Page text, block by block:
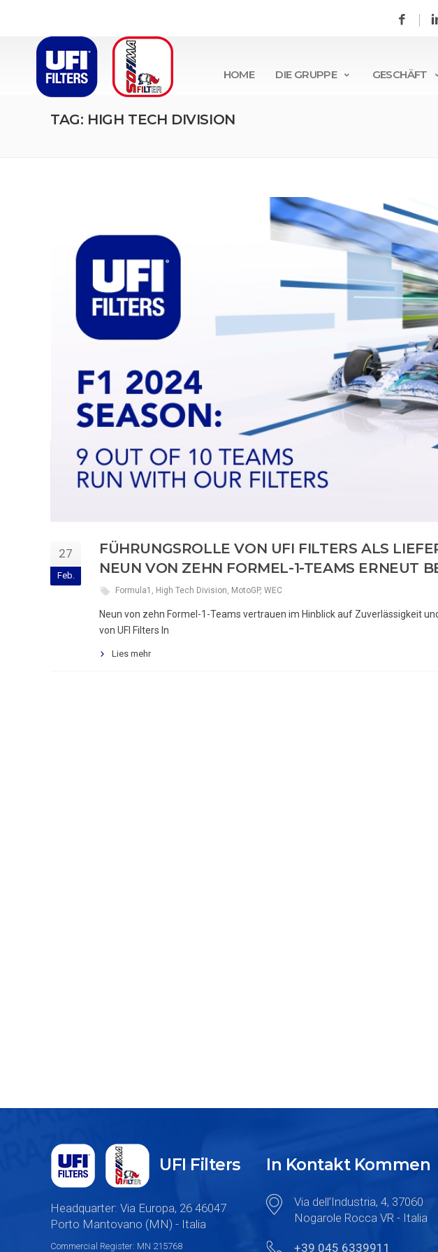
HOME DIE GRUPPE GESCHÄFT
TAG: HIGH TECH DIVISION
27
Feb.
FÜHRUNGSROLLE VON UFI FILTERS ALS
NEUN VON ZEHN FORMEL-1-TEAMS ERNEUT
Formula1 , High Tech Division, MotoGP, WEC
Neun von zehn Formel-1-Teams vertrauen im Hinblick auf Zuverlässigkeit
von UFI Filters In
Lies mehr
UFI Filters
Headquarter: Via Europa, 26 46047
Porto Mantovano (MN) - Italia
Commercial Register: MN 215768
In Kontakt Kommen
Via dell’Industria, 4, 37060
Nogarole Rocca VR - Italia
+39 045 6339911